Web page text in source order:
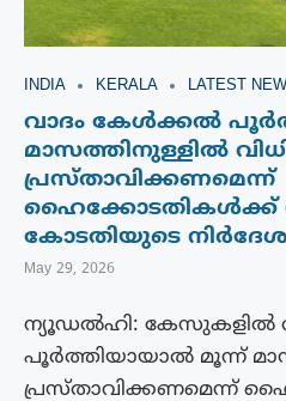
INDIA KERALA LATEST
വാദം കേൾക്കൽ
മാസത്തിനുള്ളിൽ
പ്രസ്താവിക്കണമെന്ന്
ഹൈക്കോടതികൾക്ക്
കോടതിയുടെ
May 29, 2026
ന്യൂഡൽഹി: കേസുകളിൽ
പൂർത്തിയായാൽ മൂന്ന്
പ്രസ്താവിക്കണമെന്ന്